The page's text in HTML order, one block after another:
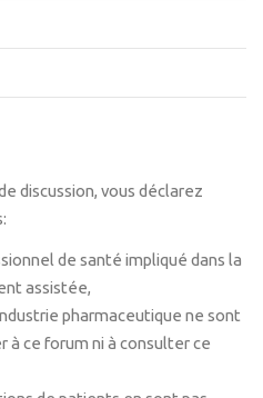
discussion, vous déclarez
de santé impliqué dans la
assistée,
pharmaceutique ne sont
à ce forum ni à consulter ce